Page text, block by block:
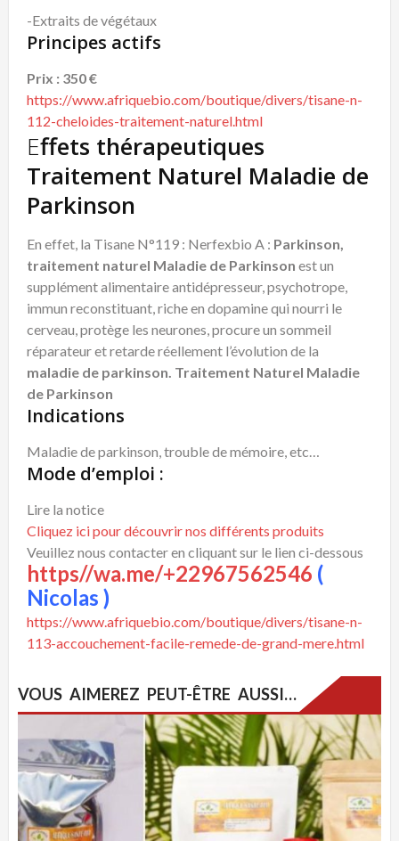
-Extraits de végétaux
Principes actifs
Prix : 350 €
https://www.afriquebio.com/boutique/divers/tisane-n-
112-cheloides-traitement-naturel.html
Effets thérapeutiques
Traitement Naturel Maladie de
Parkinson
En effet, la Tisane N°119 : Nerfexbio A : Parkinson,
traitement naturel Maladie de Parkinson est un
supplément alimentaire antidépresseur, psychotrope,
immun reconstituant, riche en dopamine qui nourri le
cerveau, protège les neurones, procure un sommeil
réparateur et retarde réellement l’évolution de la
maladie de parkinson. Traitement Naturel Maladie
de Parkinson
Indications
Maladie de parkinson, trouble de mémoire, etc…
Mode d’emploi :
Lire la notice
Cliquez ici pour découvrir nos différents produits
Veuillez nous contacter en cliquant sur le lien ci-dessous
https//wa.me/+22967562546 (
Nicolas )
https://www.afriquebio.com/boutique/divers/tisane-n-
113-accouchement-facile-remede-de-grand-mere.html
VOUS AIMEREZ PEUT-ÊTRE AUSSI…